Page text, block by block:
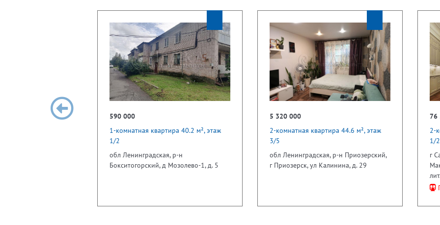
590 000
1-комнатная квартира 40.2 м², этаж
1/2
обл Ленинградская, р-н
Бокситогорский, д Мозолево-1, д. 5
5 320 000
2-комнатная квартира 44.6 м², этаж
3/5
обл Ленинградская, р-н Приозерский,
г Приозерск, ул Калинина, д. 29
76
2-
1/2
г